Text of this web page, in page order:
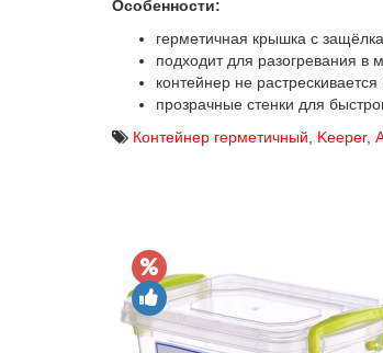
Особенности:
герметичная крышка с
подходит для разогревания в
контейнер не
прозрачные стенки для
Контейнер герметичный
Keeper,